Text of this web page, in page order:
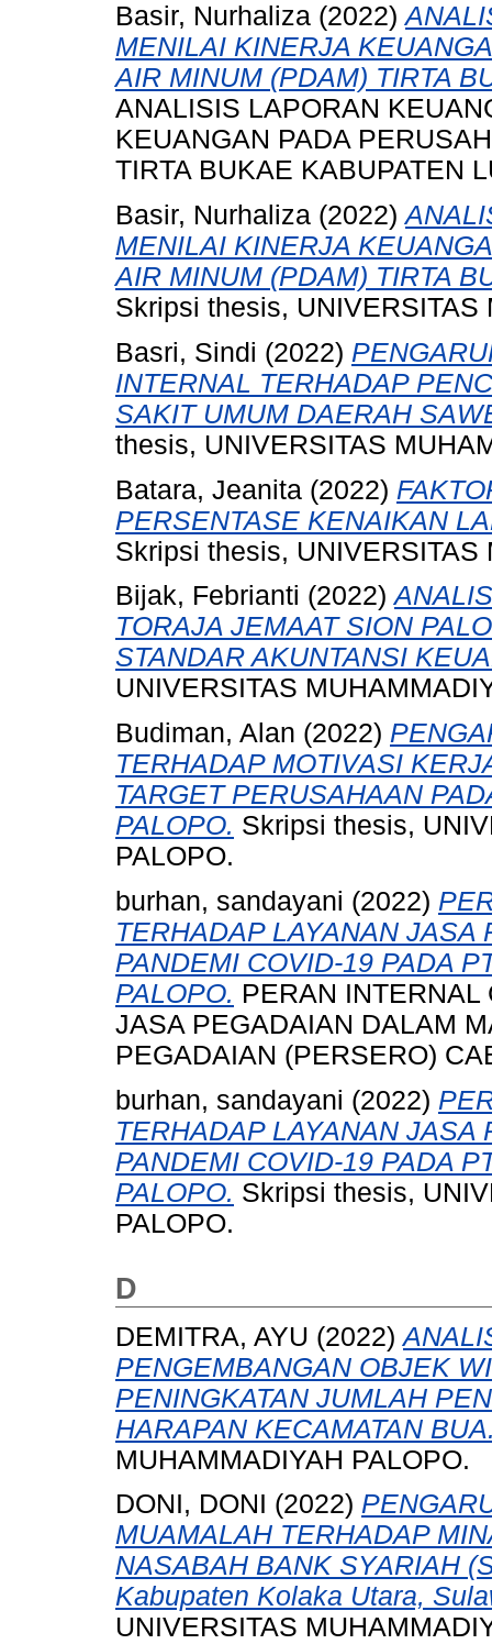
Basir, Nurhaliza (2022)
MENILAI KINERJA
AIR MINUM (PDAM) TIRTA
ANALISIS LAPORAN
KEUANGAN PADA
TIRTA BUKAE KABUPATEN
Basir, Nurhaliza (2022)
MENILAI KINERJA
AIR MINUM (PDAM) TIRTA
Skripsi thesis, UNIVERSITAS
Basri, Sindi (2022)
INTERNAL TERHADAP
SAKIT UMUM DAERAH
thesis, UNIVERSITAS
Batara, Jeanita (2022)
PERSENTASE KENAIKAN
Skripsi thesis, UNIVERSITAS
Bijak, Febrianti (2022)
TORAJA JEMAAT SION
STANDAR AKUNTANSI
UNIVERSITAS
Budiman, Alan (2022)
TERHADAP MOTIVASI
TARGET PERUSAHAAN
PALOPO. Skripsi thesis,
PALOPO.
burhan, sandayani (2022)
TERHADAP LAYANAN
PANDEMI COVID-19 PADA
PALOPO. PERAN INTERNAL
JASA PEGADAIAN DALAM
PEGADAIAN (PERSERO)
burhan, sandayani (2022)
TERHADAP LAYANAN
PANDEMI COVID-19 PADA
PALOPO. Skripsi thesis,
PALOPO.
D
DEMITRA, AYU (2022)
PENGEMBANGAN OBJEK
PENINGKATAN JUMLAH
HARAPAN KECAMATAN
MUHAMMADIYAH PALOPO.
DONI, DONI (2022)
MUAMALAH TERHADAP
NASABAH BANK SYARIAH
Kabupaten Kolaka Utara,
UNIVERSITAS